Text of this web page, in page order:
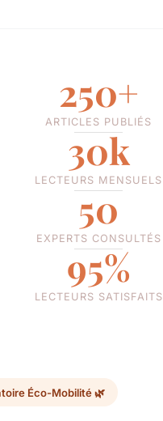
250+
ARTICLES PUBLIÉS
30k
LECTEURS MENSUELS
50
EXPERTS CONSULTÉS
95%
LECTEURS SATISFAITS
Éco-Mobilité 🌿